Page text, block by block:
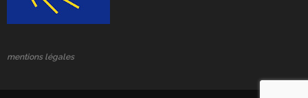
mentions légales